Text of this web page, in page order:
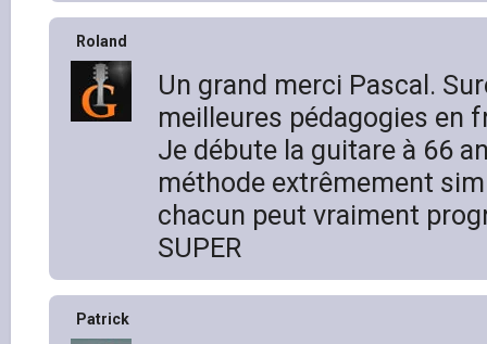
Roland
Un grand merci Pascal.
meilleures pédagogies en
Je débute la guitare à 66
méthode extrêmement
chacun peut vraiment
SUPER
Patrick